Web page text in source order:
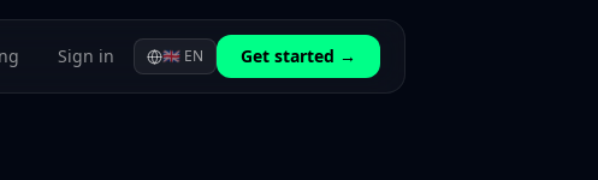
Sign in 🇬🇧 EN Get started →